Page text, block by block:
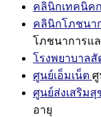
คลินิกเทคนิค
คลินิกโภชนา
โภชนาการแ
โรงพยาบาลสั
ศูนย์เอ็มเน็ต ศู
ศูนย์ส่งเสริมสุ
อายุ